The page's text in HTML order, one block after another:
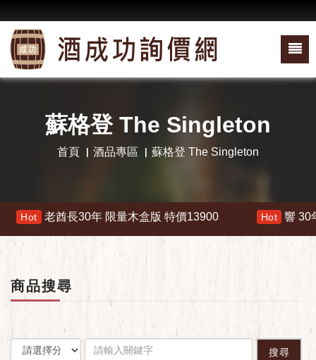
蘇格登 The Singleton
首頁 酒品專區 蘇格登 The Singleton
長30年 限量木盒版 特價13900 Hot 響 30年 特價
商品搜尋
搜尋